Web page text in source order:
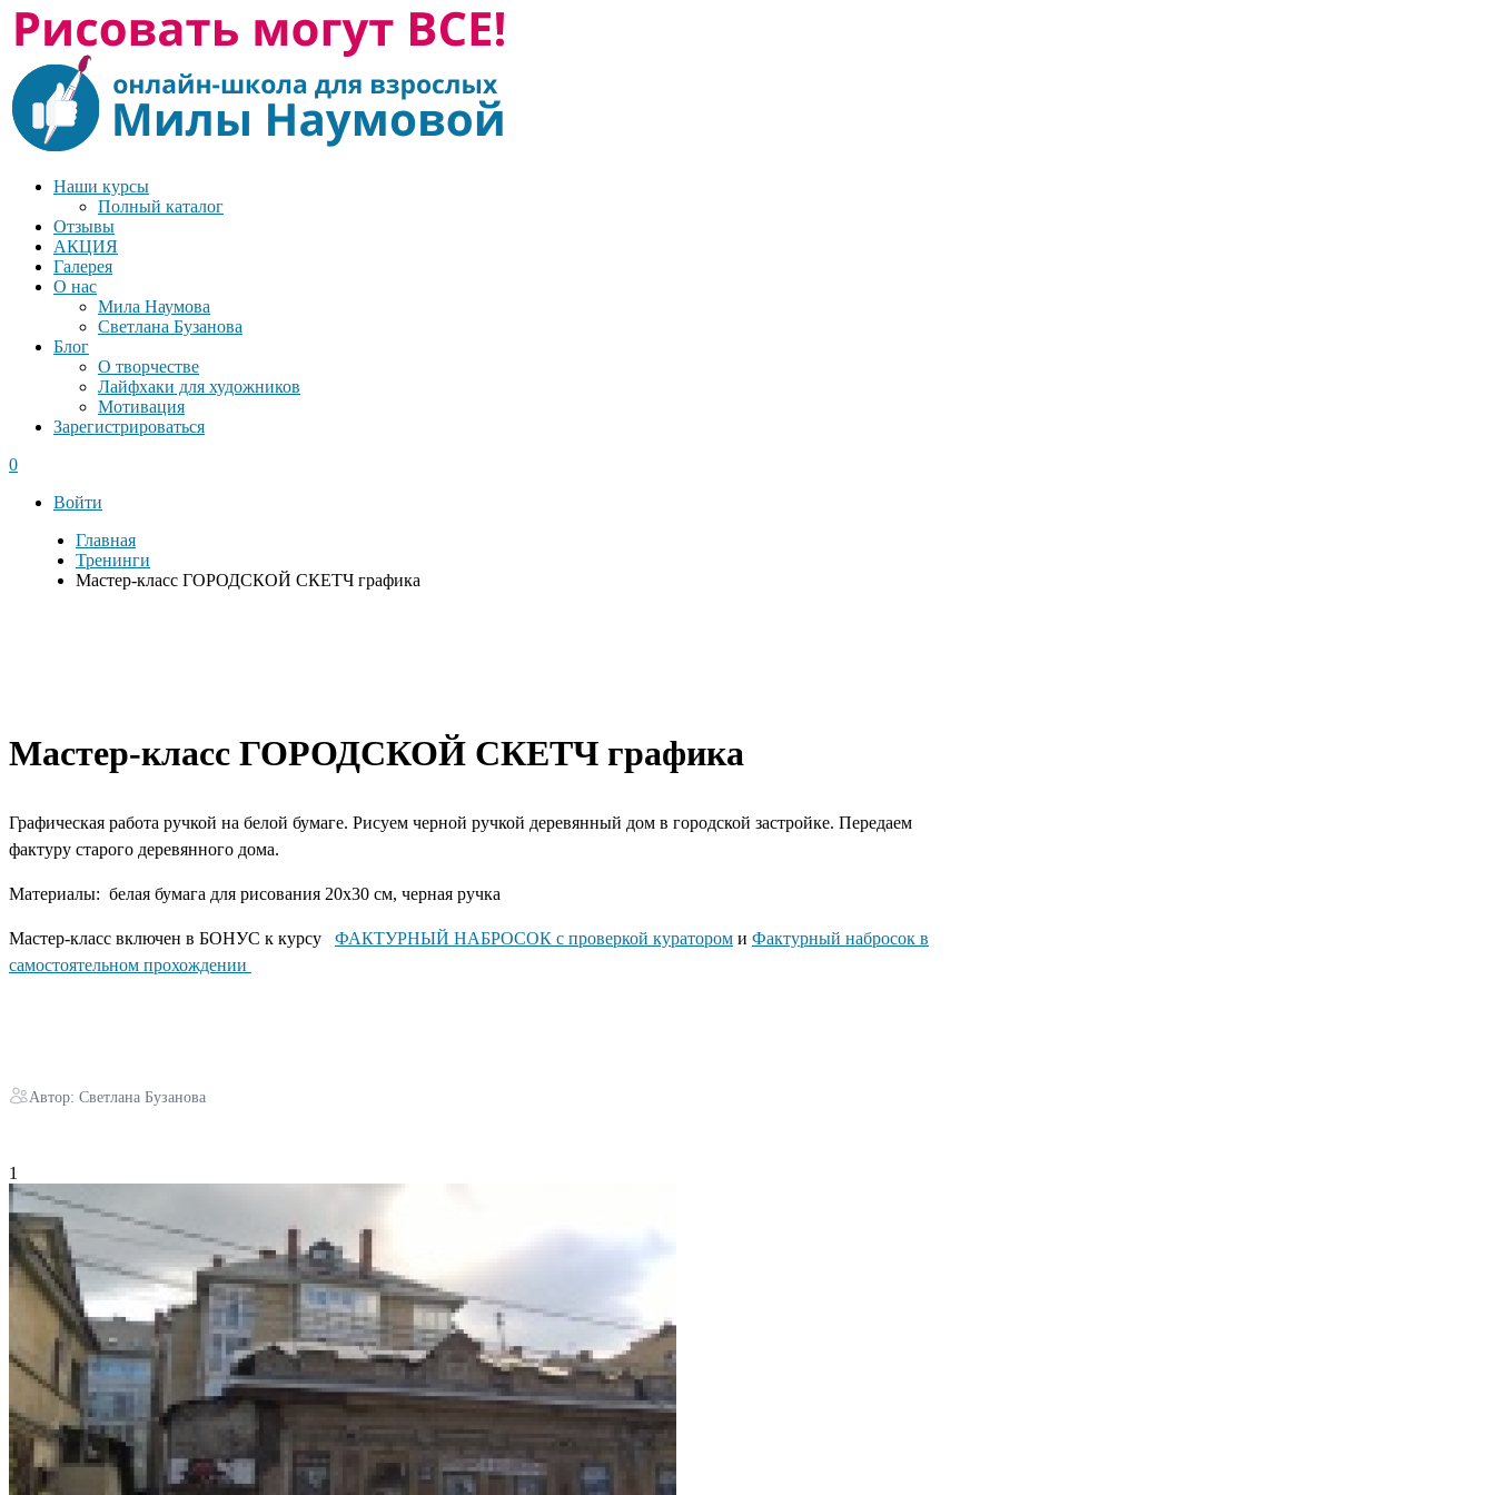
Наши курсы
Полный каталог
Отзывы
АКЦИЯ
Галерея
О нас
Мила Наумова
Светлана Бузанова
Блог
О творчестве
Лайфхаки для художников
Мотивация
Зарегистрироваться
0
Войти
Главная
Тренинги
Мастер-класс ГОРОДСКОЙ СКЕТЧ графика
Мастер-класс ГОРОДСКОЙ СКЕТЧ графика
Графическая работа ручкой на белой бумаге. Рисуем черной ручкой деревянный дом в городской застройке. Передаем
фактуру старого деревянного дома.
Материалы: белая бумага для рисования 20х30 см, черная ручка
Мастер-класс включен в БОНУС к курсу ФАКТУРНЫЙ НАБРОСОК с проверкой куратором и Фактурный набросок в
самостоятельном прохождении
Автор: Светлана Бузанова
1